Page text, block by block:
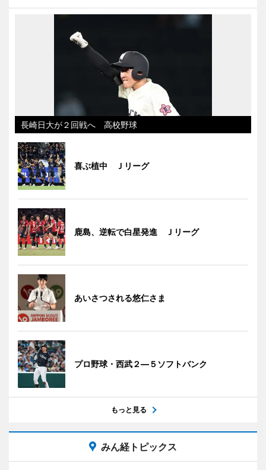
長崎日大が２回戦へ 高校野球
喜ぶ植中 Ｊリーグ
鹿島、逆転で白星発進 Ｊリーグ
あいさつされる悠仁さま
プロ野球・西武２―５ソフトバンク
もっと見る
みん経トピックス